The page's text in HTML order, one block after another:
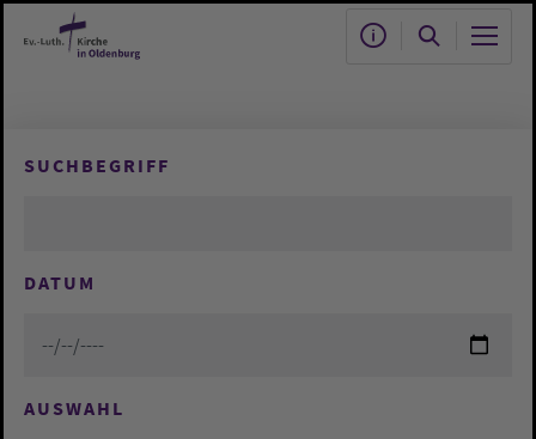
Zum Hauptinhalt springen
SUCHBEGRIFF
DATUM
AUSWAHL